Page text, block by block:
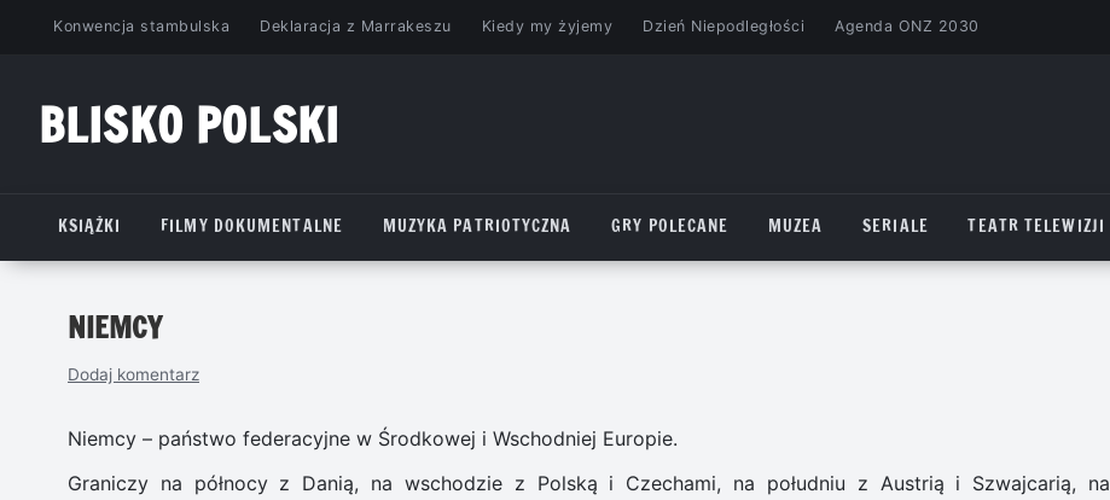
PrzejdźKonwencja stambulska Deklaracja z Marrakeszu Kiedy my żyjemy Dzień Niepodległości Agenda ONZ 2030
BLISKO POLSKI
KSIĄŻKI
FILMY DOKUMENTALNE MUZYKA PATRIOTYCZNA GRY POLECANE MUZEA SERIALE TEATR TELEWIZJI
NIEMCY
Dodaj komentarz
Niemcy – państwo federacyjne w Środkowej i Wschodniej Europie.
Graniczy na północy z Danią, na wschodzie z Polską i Czechami, na południu z Austrią i Szwajcarią, na